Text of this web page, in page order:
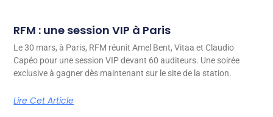
RFM : une session VIP à Paris
Le 30 mars, à Paris, RFM réunit Amel Bent, Vitaa et Claudio
Capéo pour une session VIP devant 60 auditeurs. Une soirée
exclusive à gagner dès maintenant sur le site de la station.
Lire Cet Article